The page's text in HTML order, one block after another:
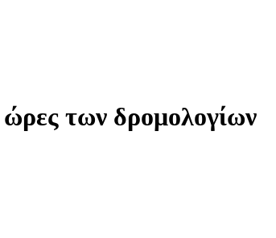
ώρες των δρομολογίων